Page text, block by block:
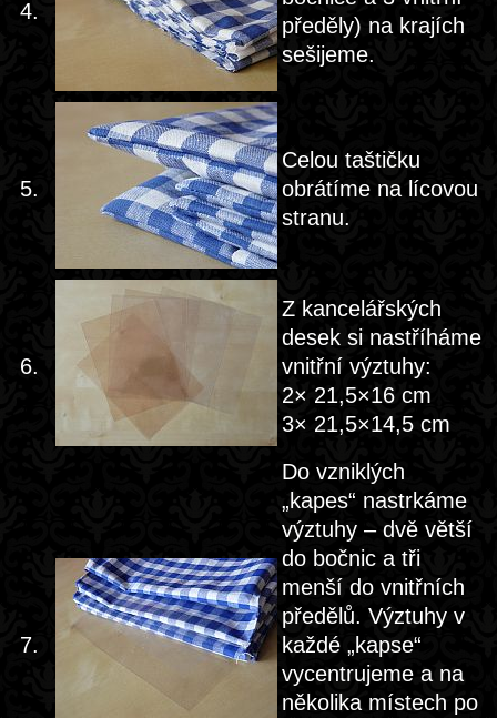
4.
předěly) na krajích
sešijeme.
5.
Celou taštičku
obrátíme na lícovou
stranu.
6.
Z kancelářských
desek si nastříháme
vnitřní výztuhy:
2× 21,5×16 cm
3× 21,5×14,5 cm
7.
Do vzniklých
„kapes“ nastrkáme
výztuhy – dvě větší
do bočnic a tři
menší do vnitřních
předělů. Výztuhy v
každé „kapse“
vycentrujeme a na
několika místech po